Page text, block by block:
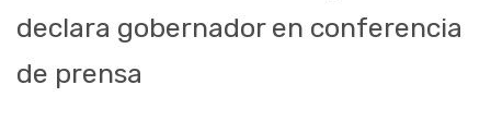
declara gobernador en conferencia
de prensa